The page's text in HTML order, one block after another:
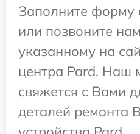
Заполните форму
или позвоните
указанному на
центра Pard. Наш
свяжется с Вами
деталей ремонта